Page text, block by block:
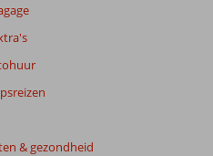
& gezondheid